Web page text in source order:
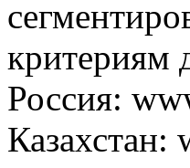
критериям
Россия: